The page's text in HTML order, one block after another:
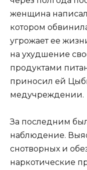
женщина
котором
угрожает ее
на ухудшение
продуктами
приносил ей
медучреждении.
За последним
наблюдение.
снотворных и
наркотические